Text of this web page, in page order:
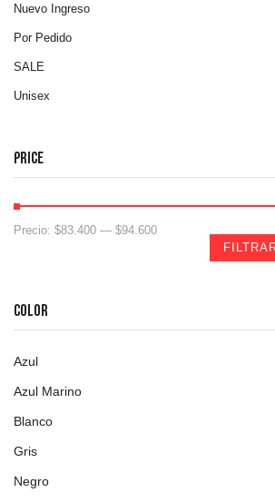
Nuevo Ingreso
Por Pedido
SALE
Unisex
PRICE
Precio: $83.400 — $94.600
COLOR
Azul
Azul Marino
Blanco
Gris
Negro